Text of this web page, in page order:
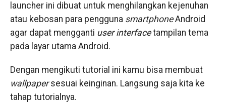
launcher ini dibuat untuk menghilangkan kejenuhan
atau kebosan para pengguna smartphoneAndroid
agar dapat mengganti user interfacetampilan tema
pada layar utama Android.
Dengan mengikuti tutorial ini kamu bisa membuat
wallpapersesuai keinginan. Langsung saja kita ke
tahap tutorialnya.